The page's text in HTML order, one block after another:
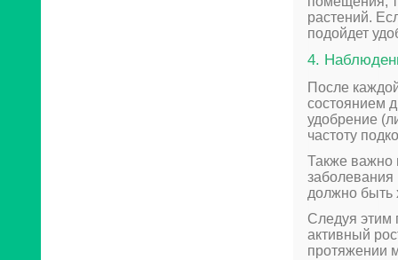
растений.
подойдет
4.
После
состоянием
удобрение
частоту
Также важно
заболевания
должно быть
Следуя этим
активный
протяжении